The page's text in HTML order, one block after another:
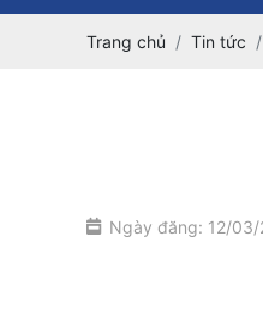
Trang chủ Tin tức
Ngày đăng: 12/